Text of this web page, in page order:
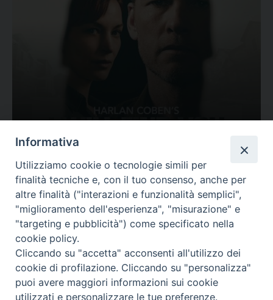
Valutazione
Complesso, Problematico
Tematica: Amore-Sentimenti, Carcere...
Informativa
Utilizziamo cookie o tecnologie simili per
finalità tecniche e, con il tuo consenso, anche per
altre finalità ("interazioni e funzionalità semplici",
"miglioramento dell'esperienza", "misurazione" e
"targeting e pubblicità") come specificato nella
cookie policy.
Cliccando su "accetta" acconsenti all'utilizzo dei
cookie di profilazione. Cliccando su "personalizza"
puoi avere maggiori informazioni sui cookie
utilizzati e personalizzare le tue preferenze.